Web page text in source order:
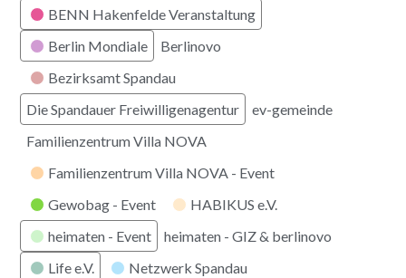
BENN Hakenfelde Veranstaltung
Berlin Mondiale
Berlinovo
Bezirksamt Spandau
Die Spandauer Freiwilligenagentur
ev-gemeinde
Familienzentrum Villa NOVA
Familienzentrum Villa NOVA - Event
Gewobag - Event
HABIKUS e.V.
heimaten - Event
heimaten - GIZ & berlinovo
Life e.V.
Netzwerk Spandau